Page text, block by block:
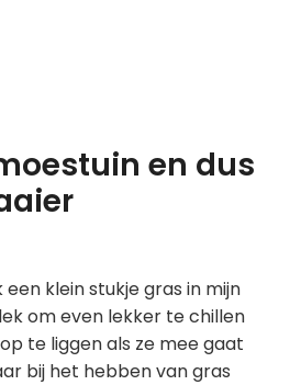
en dus
een klein stukje gras in mijn
om even lekker te chillen
te liggen als ze mee gaat
bij het hebben van gras